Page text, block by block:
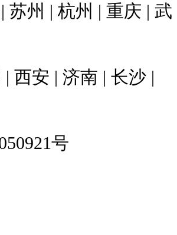
苏州 | 杭州 | 重庆 | 武
西安 | 济南 | 长沙 |
号